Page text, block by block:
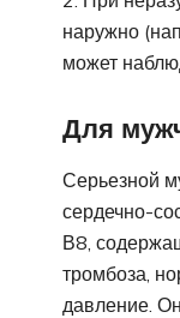
наружно
может
Для
Серьезной
сердечно-
В8,
тромбоза,
давление.